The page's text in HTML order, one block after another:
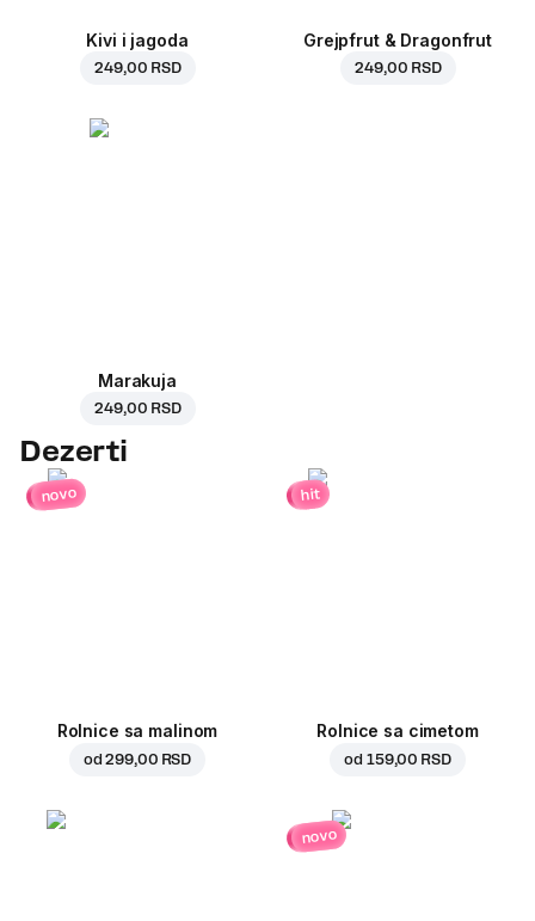
Kivi i jagoda
249,00 RSD
Grejpfrut & Dragonfrut
249,00 RSD
Marakuja
249,00 RSD
Dezerti
novo
Rolnice sa malinom
od299,00 RSD
hit
Rolnice sa cimetom
od 159,00 RSD
novo